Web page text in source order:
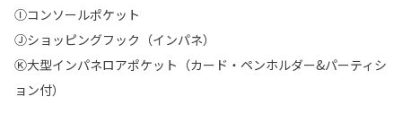
Ⓘコンソールポケット
Ⓙショッピングフック（インパネ）
Ⓚ大型インパネロアポケット（カード・ペンホルダー&パーティシ
ョン付）